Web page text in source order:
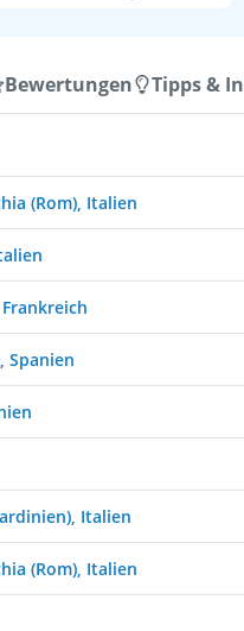
Bewertungen Tipps &
(Rom), Italien
Spanien
Italien
(Rom), Italien